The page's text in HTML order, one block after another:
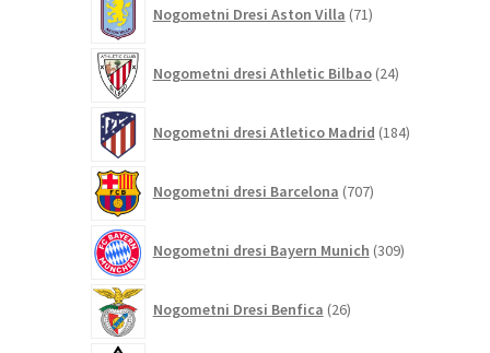
Nogometni Dresi Aston Villa 71izdelkov
Nogometni dresi Athletic Bilbao 24izdelkov
Nogometni dresi Atletico Madrid 184izdelkov
Nogometni dresi Barcelona 707izdelkov
Nogometni dresi Bayern Munich 309izdelkov
Nogometni Dresi Benfica 26izdelkov